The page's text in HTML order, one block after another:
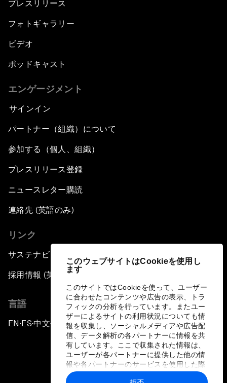
このウェブサイトはCookieを使用し
ます
このサイトではCookieを使って、ユーザー
に合わせたコンテンツや広告の表示、トラ
フィックの分析を行っています。またユー
ザーによるサイトの利用状況についても情
報を収集し、ソーシャルメディアや広告配
信、データ解析の各パートナーに情報を共
有しています。ここで収集された情報は、
ユーザーが各パートナーに提供した他の情
報や各パートナーのサービスを使用した際
に収集された情報と組み合わされ、各パー
プレスリリース
フォトギャラリー
ビデオ
ポッドキャスト
エンゲージメント
サインイン
パートナー（組織）について
参加する（個人、組織）
プレスリリース登録
ニュースレター購読
連絡先 (英語のみ)
リンク
サステナビリティへの取り組み
採用情報 (英語のみ)
言語
EN ▪ES▪中文▪ 日本語